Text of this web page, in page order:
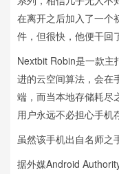
在离开之后加入了一个
件，但很快，他便干回
Nextbit Robin是一款主
进的云空间算法，会在
端，而当本地存储耗尽
用户永远不必担心手机
虽然该手机出自名师之
据外媒Android